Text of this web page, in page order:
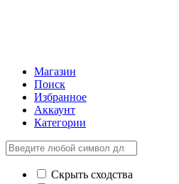
Магазин
Поиск
Избранное
Аккаунт
Категории
Скрыть сходства